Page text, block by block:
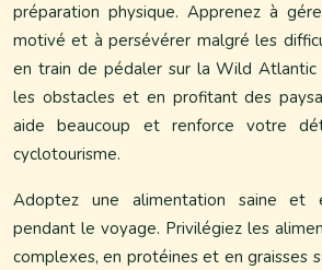
préparation physique. Apprenez à
motivé et à persévérer malgré les
en train de pédaler sur la Wild Atlantic
les obstacles et en profitant des
aide beaucoup et renforce votre
cyclotourisme.
Adoptez une alimentation saine et
pendant le voyage. Privilégiez les
complexes, en protéines et en graisses